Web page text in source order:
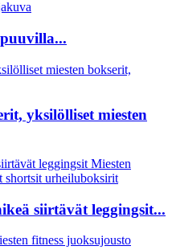
yksilölliset miesten
siirtävät leggingsit...